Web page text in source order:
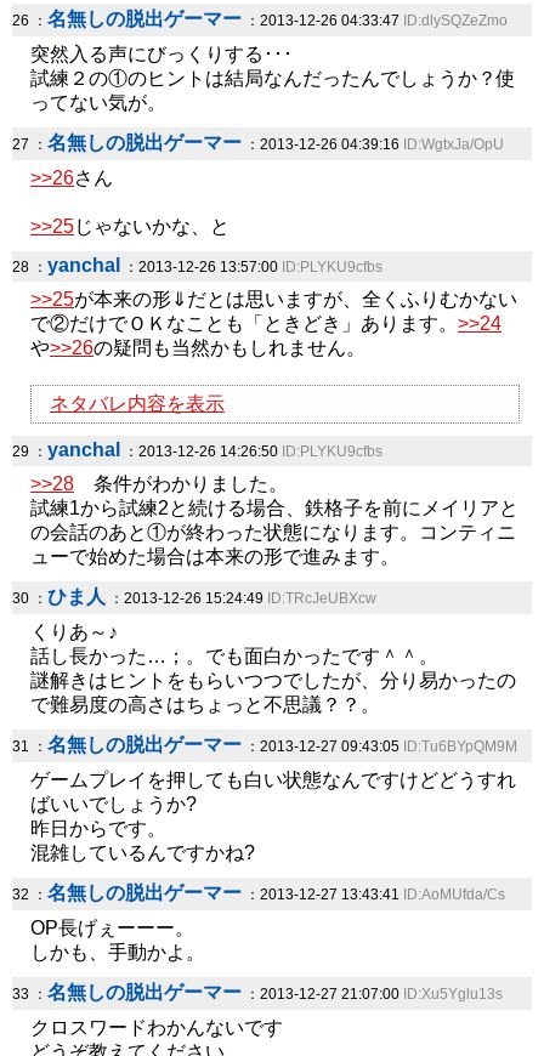
26 ： 名無しの脱出ゲーマー ：2013-12-26 04:33:47 ID:dlySQZeZmo
突然入る声にびっくりする･･･
試練２の①のヒントは結局なんだったんでしょうか？使
ってない気が。
27 ： 名無しの脱出ゲーマー ：2013-12-26 04:39:16 ID:WgtxJa/OpU
>>26さん
>>25じゃないかな、と
28 ： yanchal ：2013-12-26 13:57:00 ID:PLYKU9cfbs
>>25が本来の形⇓だとは思いますが、全くふりむかない
で②だけでＯＫなことも「ときどき」あります。 >>24
や>>26の疑問も当然かもしれません。
ネタバレ内容を表示
29 ： yanchal ：2013-12-26 14:26:50 ID:PLYKU9cfbs
>>28 条件がわかりました。
試練1から試練2と続ける場合、鉄格子を前にメイリアと
の会話のあと①が終わった状態になります。コンティニ
ューで始めた場合は本来の形で進みます。
30 ： ひま人 ：2013-12-26 15:24:49 ID:TRcJeUBXcw
くりあ～♪
話し長かった…；。でも面白かったです＾＾。
謎解きはヒントをもらいつつでしたが、分り易かったの
で難易度の高さはちょっと不思議？？。
31 ： 名無しの脱出ゲーマー ：2013-12-27 09:43:05 ID:Tu6BYpQM9M
ゲームプレイを押しても白い状態なんですけどどうすれ
ばいいでしょうか?
昨日からです。
混雑しているんですかね?
32 ： 名無しの脱出ゲーマー ：2013-12-27 13:43:41 ID:AoMUfda/Cs
OP長げぇーーー。
しかも、手動かよ。
33 ： 名無しの脱出ゲーマー ：2013-12-27 21:07:00 ID:Xu5Yglu13s
クロスワードわかんないです
どうぞ教えてください